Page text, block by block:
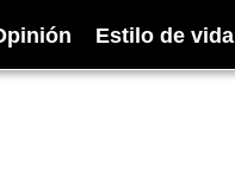
Estilo de vida